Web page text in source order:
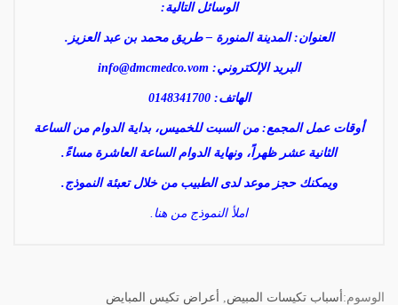
الوسائل التالية:
العنوان: المدينة المنورة – طريق محمد بن عبد العزيز.
البريد الإلكتروني: info@dmcmedco.vom
الهاتف: 0148341700
أوقات عمل المجمع: من السبت للخميس، بداية الدوام من الساعة
الثانية عشر ظهراً، ونهاية الدوام الساعة العاشرة مساءً.
ويمكنك حجز موعد لدى الطبيب من خلال تعبئة النموذج.
املأ النموذج من هنا.
الوسوم: أسباب تكيسات المبيض, أعراض تكيس المبايض